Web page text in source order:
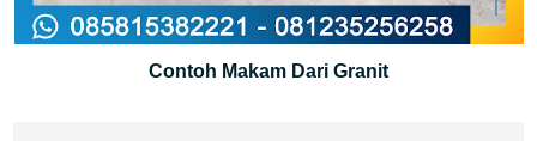
Contoh Makam Dari Granit